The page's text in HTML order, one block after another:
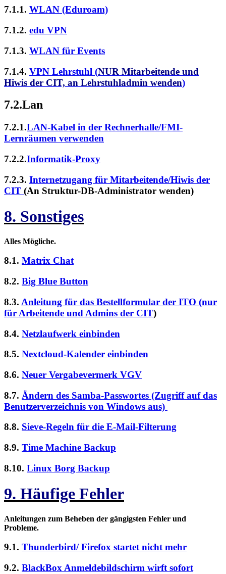
7.1.1. WLAN (Eduroam)
7.1.2. edu VPN
7.1.3. WLAN für Events
7.1.4. VPN Lehrstuhl (NUR Mitarbeitende und
Hiwis der CIT, an Lehrstuhladmin wenden)
7.2.Lan
7.2.1.LAN-Kabel in der Rechnerhalle/FMI-
Lernräumen verwenden
7.2.2.Informatik-Proxy
7.2.3. Internetzugang für Mitarbeitende/Hiwis der
CIT (An Struktur-DB-Administrator wenden)
8. Sonstiges
Alles Mögliche.
8.1. Matrix Chat
8.2. Big Blue Button
8.3. Anleitung für das Bestellformular der ITO (nur
für Arbeitende und Admins der CIT)
8.4. Netzlaufwerk einbinden
8.5. Nextcloud-Kalender einbinden
8.6. Neuer Vergabevermerk VGV
8.7. Ändern des Samba-Passwortes (Zugriff auf das
Benutzerverzeichnis von Windows aus)
8.8. Sieve-Regeln für die E-Mail-Filterung
8.9. Time Machine Backup
8.10. Linux Borg Backup
9. Häufige Fehler
Anleitungen zum Beheben der gängigsten Fehler und
Probleme.
9.1. Thunderbird/ Firefox startet nicht mehr
9.2. BlackBox Anmeldebildschirm wirft sofort